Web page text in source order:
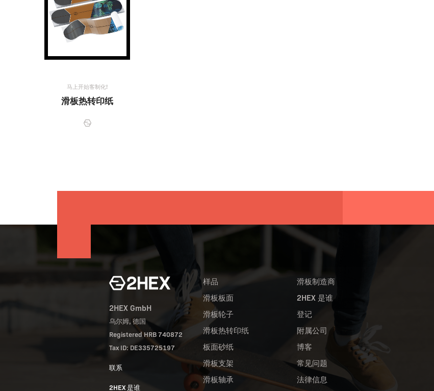
马上开始客制化!
滑板热转印纸
2HEX GmbH
乌尔姆, 德国
Registered HRB 740872
Tax ID: DE335725197
联系
2HEX 是谁
样品
滑板板面
滑板轮子
滑板热转印纸
板面砂纸
滑板支架
滑板轴承
滑板制造商
2HEX 是谁
登记
附属公司
博客
常见问题
法律信息